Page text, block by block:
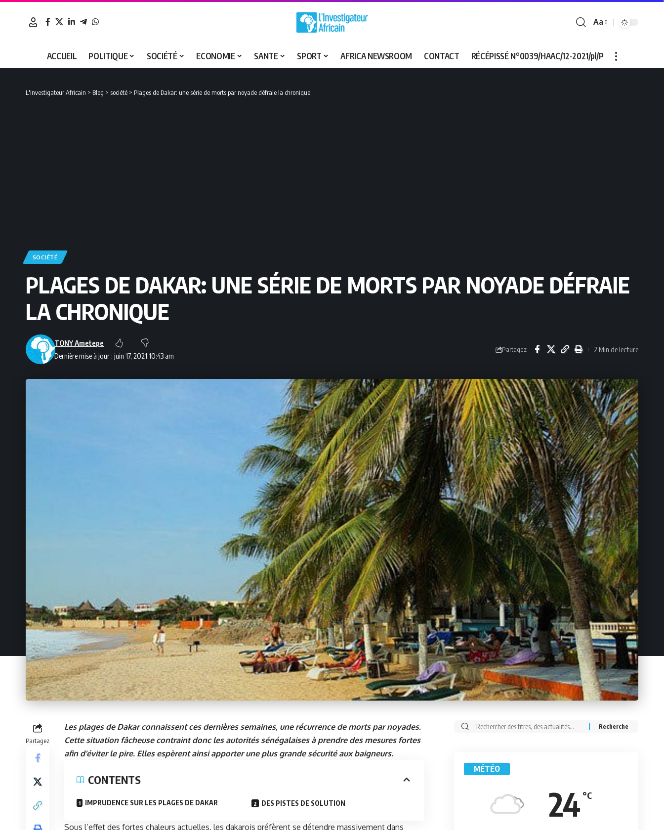
Font
Aa
ACCUEIL POLITIQUE SOCIÉTÉ ECONOMIE SANTE SPORT AFRICA NEWSROOM CONTACT RÉCÉPISSÉ N°0039/HAAC/12-2021/pl/P
L'investigateur Africain > Blog > société > Plages de Dakar: une série de morts par noyade défraie la chronique
SOCIÉTÉ
PLAGES DE DAKAR: UNE SÉRIE DE MORTS PAR NOYADE DÉFRAIE
LA CHRONIQUE
Dernière mise à jour : juin 17, 2021 10:43 am
TONY Ametepe
Partagez 2 Min de lecture
Partagez
Les plages de Dakar connaissent ces dernières semaines, une récurrence de morts par noyades.
Cette situation fâcheuse contraint donc les autorités sénégalaises à prendre des mesures fortes
afin d’éviter le pire. Elles espèrent ainsi apporter une plus grande sécurité aux baigneurs.
CONTENTS
IMPRUDENCE SUR LES PLAGES DE DAKAR DES PISTES DE SOLUTION
Sous l’effet des fortes chaleurs actuelles, les dakarois préfèrent se détendre massivement dans
Rechercher:
MÉTÉO
24 °C